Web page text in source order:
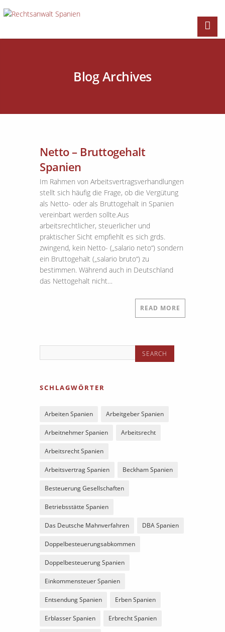
Blog Archives
Netto – Bruttogehalt
Spanien
Im Rahmen von Arbeitsvertragsverhandlungen
stellt sich häufig die Frage, ob die Vergütung
als Netto- oder als Bruttogehalt in Spanien
vereinbart werden sollte.Aus
arbeitsrechtlicher, steuerlicher und
praktischer Sicht empfiehlt es sich grds.
zwingend, kein Netto- („salario neto“) sondern
ein Bruttogehalt („salario bruto“) zu
bestimmen. Während auch in Deutschland
das Nettogehalt nicht…
READ MORE
SCHLAGWÖRTER
Arbeiten Spanien Arbeitgeber Spanien
Arbeitnehmer Spanien Arbeitsrecht
Arbeitsrecht Spanien
Arbeitsvertrag Spanien Beckham Spanien
Besteuerung Gesellschaften
Betriebsstätte Spanien
Das Deutsche Mahnverfahren DBA Spanien
Doppelbesteuerungsabkommen
Doppelbesteuerung Spanien
Einkommensteuer Spanien
Entsendung Spanien Erben Spanien
Erblasser Spanien Erbrecht Spanien